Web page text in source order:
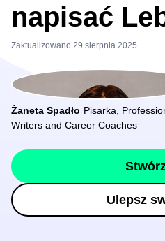
napisać
Zaktualizowano 29 sierpnia 2025
Żaneta Spadło Pisarka,
Writers and Career Coaches
Ulepsz